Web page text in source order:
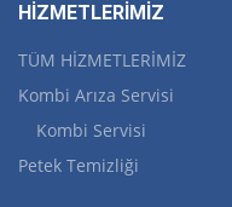
HİZMETLERİMİZ
TÜM HİZMETLERİMİZ
Kombi Arıza Servisi
Kombi Servisi
Petek Temizliği